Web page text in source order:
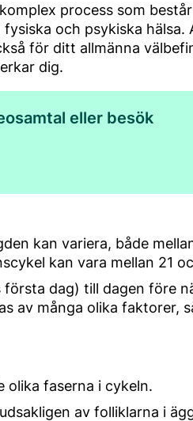
process som
och psykiska hälsa.
för ditt allmänna
dig.
eller besök
kan variera, både
kan vara mellan 21
dag) till dagen före
av många olika faktorer,
olika faserna i cykeln.
av folliklarna i